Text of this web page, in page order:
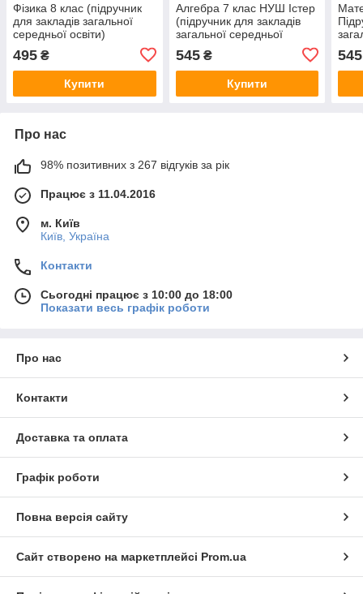
Фізика 8 клас (підручник
для закладів загальної
середньої освіти)
495 ₴
Купити
Алгебра 7 клас НУШ Істер
(підручник для закладів
загальної середньої
545₴
Купити
545
Про нас
98% позитивних з 267 відгуків за рік
Працює з 11.04.2016
м. Київ
Київ, Україна
Контакти
Сьогодні працює з 10:00 до 18:00
Показати весь графік роботи
Про нас
Контакти
Доставка та оплата
Графік роботи
Повна версія сайту
Сайт створено на маркетплейсі Prom.ua